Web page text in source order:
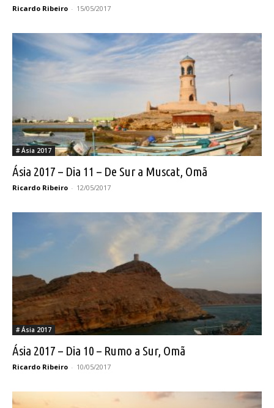
Ricardo Ribeiro - 15/05/2017
# Ásia 2017
Ásia 2017 – Dia 11 – De Sur a Muscat, Omã
Ricardo Ribeiro - 12/05/2017
# Ásia 2017
Ásia 2017 – Dia 10 – Rumo a Sur, Omã
Ricardo Ribeiro - 10/05/2017